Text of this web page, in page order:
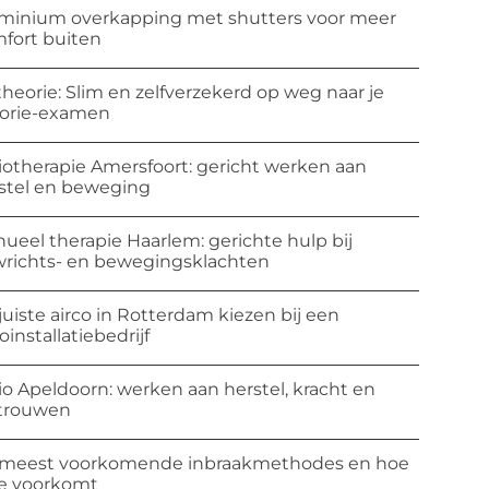
overkapping met shutters voor meer
buiten
Slim en zelfverzekerd op weg naar je
examen
Amersfoort: gericht werken aan
en beweging
therapie Haarlem: gerichte hulp bij
en bewegingsklachten
airco in Rotterdam kiezen bij een
Apeldoorn: werken aan herstel, kracht en
voorkomende inbraakmethodes en hoe
voorkomt